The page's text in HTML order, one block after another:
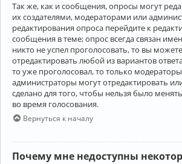
Так же, как и сообщения, опросы могут
их создателями, модераторами или
редактирования опроса перейдите к
сообщения в теме; опрос всегда связан
никто не успел проголосовать, то вы
отредактировать любой из вариантов
то уже проголосовал, то только
администраторы могут отредактировать
сделано для того, чтобы нельзя было
во время голосования.
Вернуться к началу
Почему мне недоступны